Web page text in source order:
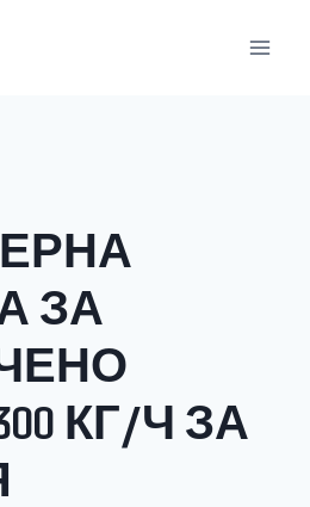
ЗА
КГ/Ч ЗА